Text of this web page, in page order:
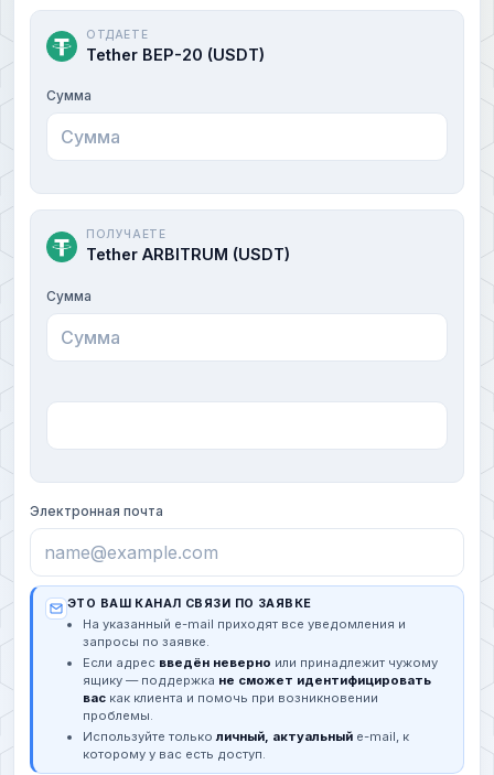
ОТДАЕТЕ
Tether BEP-20 (USDT)
Сумма
ПОЛУЧАЕТЕ
Tether ARBITRUM (USDT)
Сумма
Электронная почта
ЭТО ВАШ КАНАЛ СВЯЗИ ПО ЗАЯВКЕ
На указанный e-mail приходят все уведомления и
запросы по заявке.
Если адрес введён неверно или принадлежит чужому
ящику — поддержка не сможет идентифицировать
вас как клиента и помочь при возникновении
проблемы.
Используйте тольколичный, актуальный e-mail, к
которому у вас есть доступ.